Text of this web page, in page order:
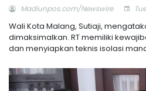
Madiunpos.com/Newswire
Wali Kota Malang, Sutiaji,
dimaksimalkan. RT memiliki
dan menyiapkan teknis isolasi